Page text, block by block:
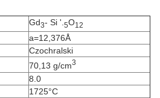
Gd3- Si '. 5O12
a=12,376Å
Czochralski
70,13 g/cm3
8.0
1725°C